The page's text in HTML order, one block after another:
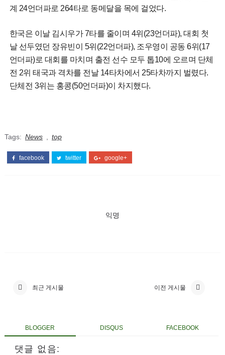
계 24언더파로 264타로 동메달을 목에 걸었다.
한국은 이날 김시우가 7타를 줄이며 4위(23언더파), 대회 첫
날 선두였던 장유빈이 5위(22언더파), 조우영이 공동 6위(17
언더파)로 대회를 마치며 출전 선수 모두 톱10에 오르며 단체
전 2위 태국과 격차를 전날 14타차에서 25타차까지 벌렸다.
단체전 3위는 홍콩(50언더파)이 차지했다.
Tags: News top
facebook twitter google+
익명
최근 게시물 이전 게시물
BLOGGER DISQUS FACEBOOK
댓글 없음: